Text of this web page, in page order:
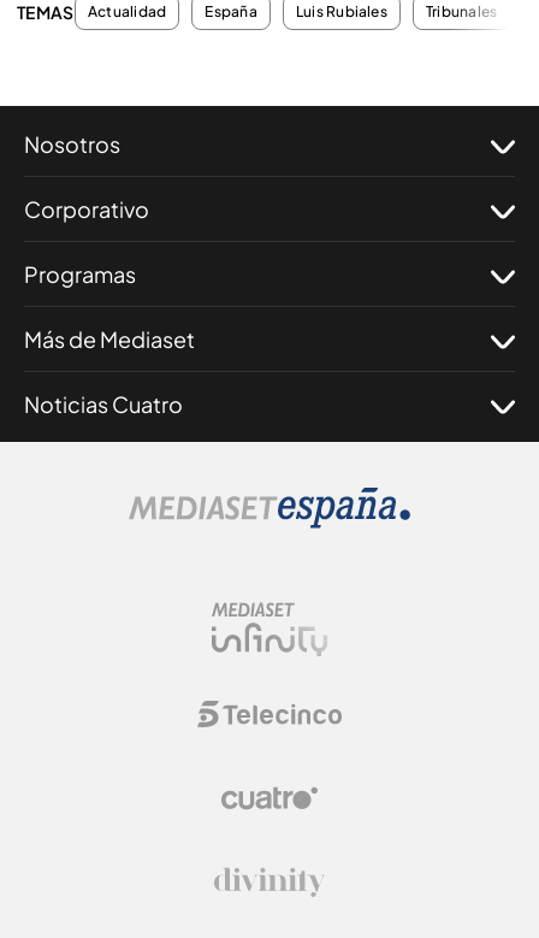
TEMAS Actualidad España Luis Rubiales Tribunales
Nosotros
Corporativo
Programas
Más de Mediaset
Noticias Cuatro